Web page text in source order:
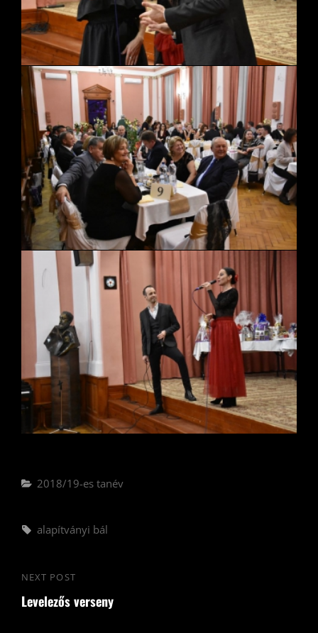
Categories
2018/19-es tanév
Tags,
alapítványi bál
Bejegyzés
navigáció
Next
Post
NEXT POST
Levelezős verseny